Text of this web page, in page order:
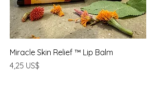
Miracle Skin Relief ™ Lip Balm
Precio
4,25 US$